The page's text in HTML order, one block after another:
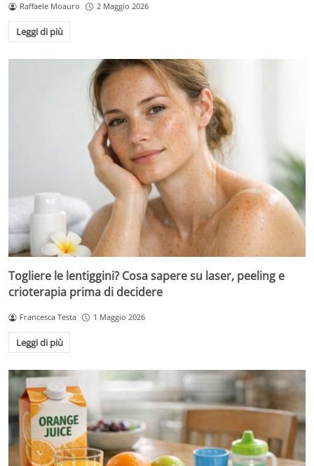
Raffaele Moauro 2 Maggio 2026
Leggi di più
Togliere le lentiggini? Cosa sapere su laser, peeling e
crioterapia prima di decidere
Francesca Testa 1 Maggio 2026
Leggi di più